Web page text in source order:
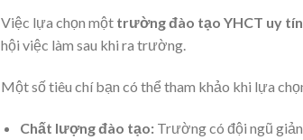
Việc lựa chọn một trường đào tạo YHCT uy tín
hội việc làm sau khi ra trường.
Một số tiêu chí bạn có thể tham khảo khi lựa
Chất lượng đào tạo:Trường có đội ngũ